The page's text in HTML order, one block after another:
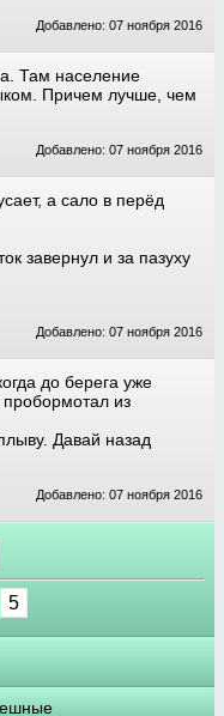
Добавлено: 07 ноября 2016
Там население
Причем лучше, чем
Добавлено: 07 ноября 2016
а сало в перёд
завернул и за пазуху
Добавлено: 07 ноября 2016
до берега уже
из
Давай назад
Добавлено: 07 ноября 2016
5